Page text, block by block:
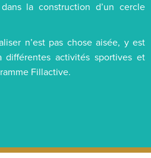
la construction d’un cercle
n’est pas chose aisée, y est
activités sportives et
Fillactive.